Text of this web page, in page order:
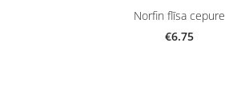
Norfin flīsa cepure
€6.75